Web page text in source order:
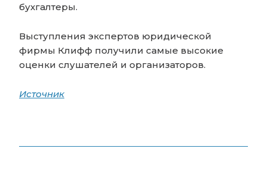
бухгалтеры.
Выступления экспертов юридической
фирмы Клифф получили самые высокие
оценки слушателей и организаторов.
Источник